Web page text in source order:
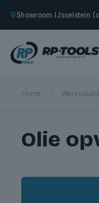
Showroom IJsselstein
Home
Olie